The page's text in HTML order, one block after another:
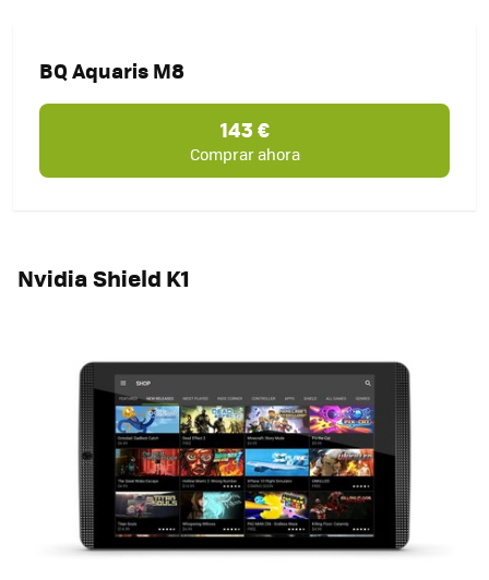
BQ Aquaris M8
143 €
Comprar ahora
Nvidia Shield K1